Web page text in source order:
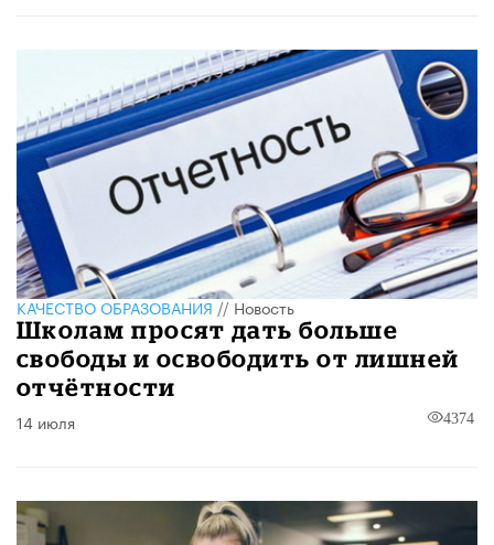
КАЧЕСТВО ОБРАЗОВАНИЯ//Новость
Школам просят дать больше
свободы и освободить от лишней
отчётности
14 июля 4374